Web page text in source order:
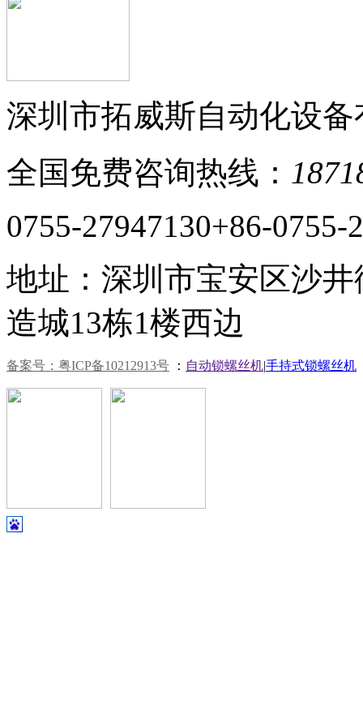
深圳市拓威斯自动化设
全国免费咨询热线：
0755-27947130+86-0755-
地址：深圳市宝安区沙
造城13栋1楼西边
备案号：粤ICP备10212913号 ： 自动锁螺丝机|手持式锁螺丝机